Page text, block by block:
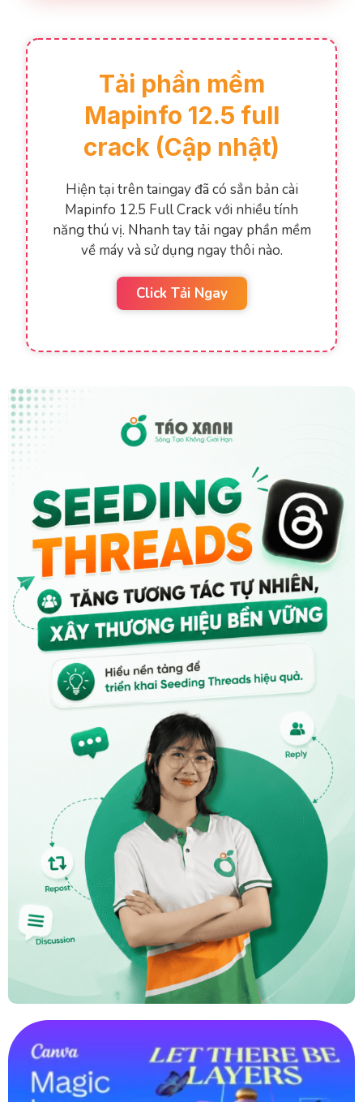
Tải phần mềm
Mapinfo 12.5 full
crack (Cập nhật)
Hiện tại trên taingay đã có sẳn bản cài
Mapinfo 12.5 Full Crack với nhiều tính
năng thú vị. Nhanh tay tải ngay phần mềm
về máy và sử dụng ngay thôi nào.
Click Tải Ngay